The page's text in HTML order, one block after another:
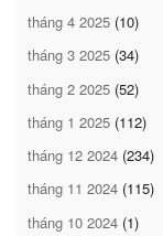
tháng 4 2025 (10)
tháng 3 2025 (34)
tháng 2 2025 (52)
tháng 1 2025 (112)
tháng 12 2024 (234)
tháng 11 2024 (115)
tháng 10 2024 (1)